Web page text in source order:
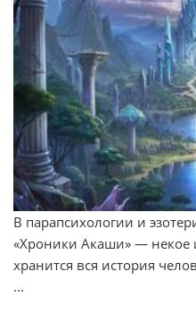
В парапсихологии и
«Хроники Акаши» — некое
хранится вся история
...